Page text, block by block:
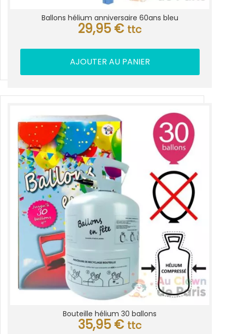
Ballons hélium anniversaire 60ans bleu
29,95 € ttc
AJOUTER AU PANIER
Bouteille hélium 30 ballons
35,95 € ttc